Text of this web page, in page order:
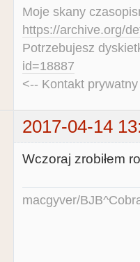
1
1    Płocku
47
8    Poznań-
39    Poznań-
11    Poznań-
18    Poznań-
1
3
1    Słupcy
1
Moje skany
https://archive.org/
Potrzebujesz
id=18887
<-- Kontakt
2017-04-14
Wczoraj zrobiłem
macgyver/